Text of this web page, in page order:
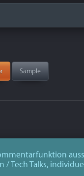
Sample
/ Tech Talks,